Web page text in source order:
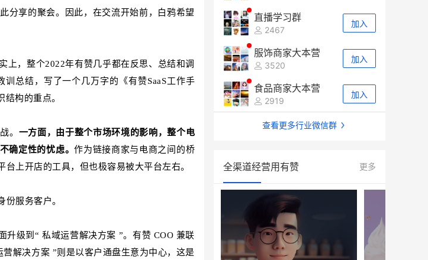
分享的聚会。因此，在交流开始前，白鸦希望
上，整个2022年有赞几乎都在反思、总结和调
总结，写了一个几万字的《有赞SaaS工作手
构的重点。
。 一方面，由于整个市场环境的影响，整个电
确定性的忧虑。作为链接商家与电商之间的桥
上开店的工具，但也极容易被大平台左右。
份服务客户。
升级到“ 私域运营解决方案 ”。有赞 COO 兼联
解决方案 ”则是以客户通盘生意为中心，这是
直播学习群
2467
加入
服饰商家大本营
3520
加入
食品商家大本营
2919
加入
查看更多行业微信群
全渠道经营用有赞 更多